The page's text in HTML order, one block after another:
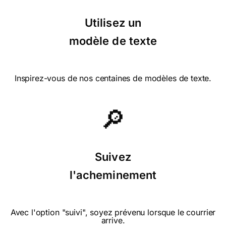
naissance garçon.
down today. you've cehered me up!
Utilisez un
modèle de texte
Inspirez-vous de nos centaines de modèles de texte.
🔎
Suivez
l'acheminement
Avec l'option "suivi", soyez prévenu lorsque le courrier
arrive.